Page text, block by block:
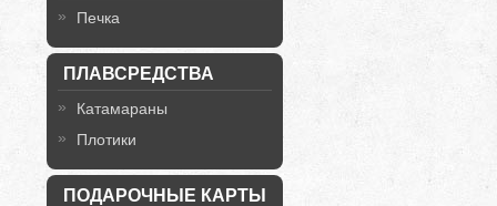
Печка
ПЛАВСРЕДСТВА
Катамараны
Плотики
ПОДАРОЧНЫЕ КАРТЫ